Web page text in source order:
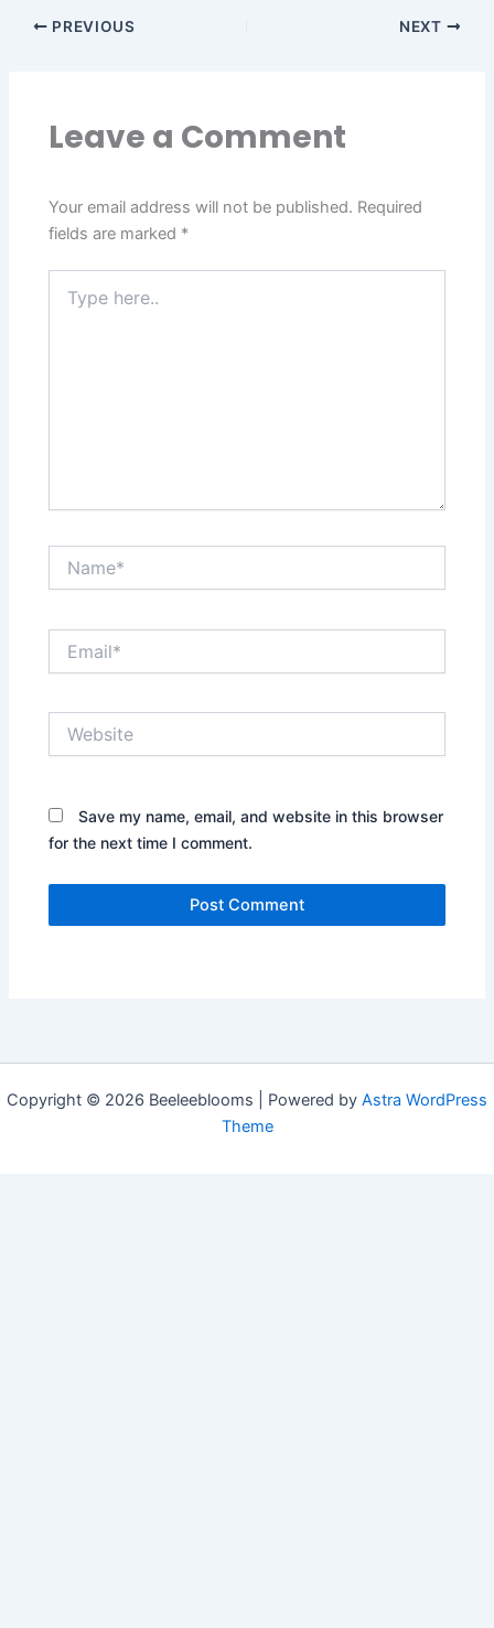
PREVIOUS NEXT
Leave a Comment
Your email address will not be published. Required
fields are marked *
here..
Save my name, email, and website in this browser
for the next time I comment.
Copyright © 2026 Beeleeblooms | Powered by Astra WordPress
Theme